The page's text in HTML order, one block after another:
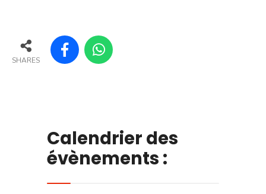
SHARES
Calendrier des
évènements :